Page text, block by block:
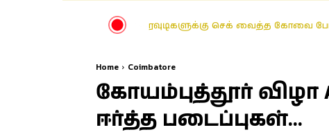
ரவுடிகளுக்கு செக் வைத்த கோவை
Home Coimbatore
கோயம்புத்தூர்
ஈர்த்த படைப்புகள்…